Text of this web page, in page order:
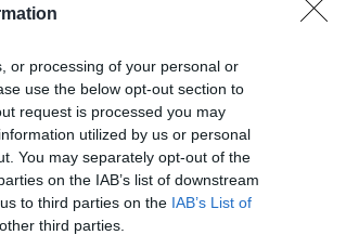
or processing of your personal or
use the below opt-out section to
request is processed you may
utilized by us or personal
You may separately opt-out of the
on the IAB’s list of downstream
to third parties on the IAB’s List of
third parties.